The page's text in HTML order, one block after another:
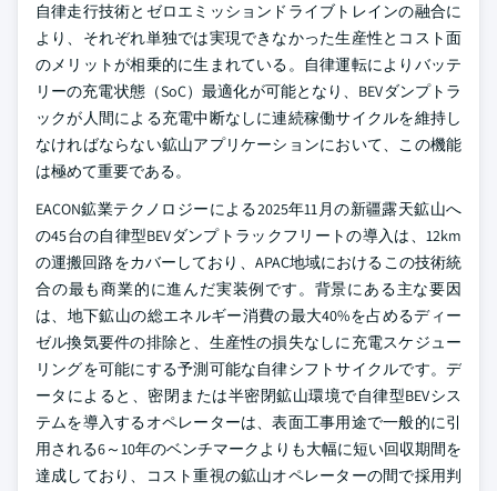
自律走行技術とゼロエミッションドライブトレインの融合に
より、それぞれ単独では実現できなかった生産性とコスト面
のメリットが相乗的に生まれている。自律運転によりバッテ
リーの充電状態（SoC）最適化が可能となり、BEVダンプトラ
ックが人間による充電中断なしに連続稼働サイクルを維持し
なければならない鉱山アプリケーションにおいて、この機能
は極めて重要である。
EACON鉱業テクノロジーによる2025年11月の新疆露天鉱山へ
の45台の自律型BEVダンプトラックフリートの導入は、12km
の運搬回路をカバーしており、APAC地域におけるこの技術統
合の最も商業的に進んだ実装例です。背景にある主な要因
は、地下鉱山の総エネルギー消費の最大40%を占めるディー
ゼル換気要件の排除と、生産性の損失なしに充電スケジュー
リングを可能にする予測可能な自律シフトサイクルです。デ
ータによると、密閉または半密閉鉱山環境で自律型BEVシス
テムを導入するオペレーターは、表面工事用途で一般的に引
用される6～10年のベンチマークよりも大幅に短い回収期間を
達成しており、コスト重視の鉱山オペレーターの間で採用判